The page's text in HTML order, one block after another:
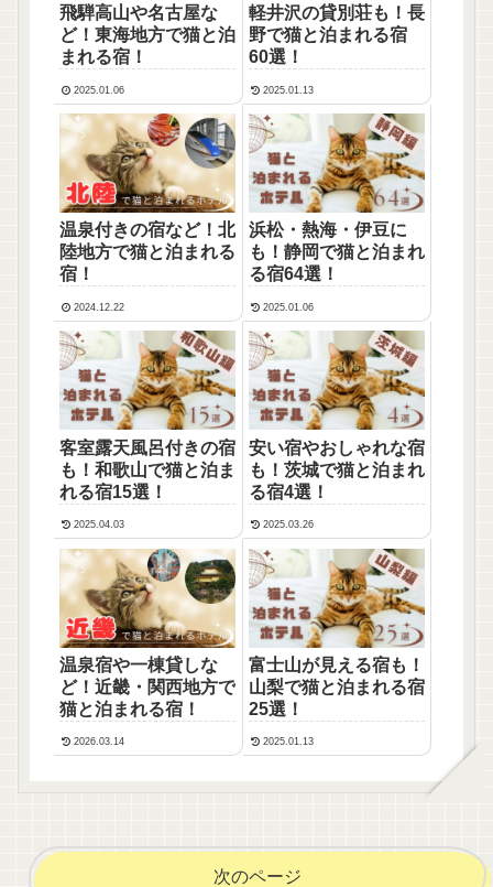
飛騨高山や名古屋な
ど！東海地方で猫と泊
まれる宿！
2025.01.06
軽井沢の貸別荘も！長
野で猫と泊まれる宿
60選！
2025.01.13
温泉付きの宿など！北
陸地方で猫と泊まれる
宿！
2024.12.22
浜松・熱海・伊豆に
も！静岡で猫と泊まれ
る宿64選！
2025.01.06
客室露天風呂付きの宿
も！和歌山で猫と泊ま
れる宿15選！
2025.04.03
安い宿やおしゃれな宿
も！茨城で猫と泊まれ
る宿4選！
2025.03.26
温泉宿や一棟貸しな
ど！近畿・関西地方で
猫と泊まれる宿！
2026.03.14
富士山が見える宿も！
山梨で猫と泊まれる宿
25選！
2025.01.13
次のページ